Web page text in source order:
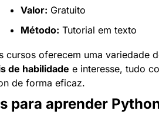
Valor: Gratuito
Método: Tutorial em texto
cursos oferecem uma variedade
de habilidade e interesse, tudo
de forma eficaz.
para aprender